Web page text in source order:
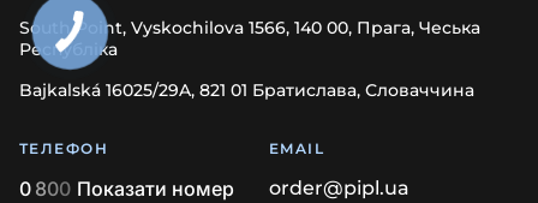
South Point, Vyskochilova 1566, 140 00, Прага, Чеська
Республіка
Bajkalská 16025/29A, 821 01 Братислава, Словаччина
ТЕЛЕФОН
0 800 Показати номер
EMAIL
order@pipl.ua